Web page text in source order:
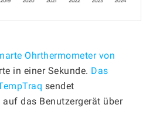
Ohrthermometer von
in einer Sekunde. Das
sendet
das Benutzergerät über